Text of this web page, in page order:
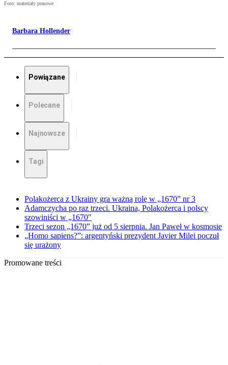
Foto: materiały prasowe
Barbara Hollender
Powiązane
Polecane
Najnowsze
Tagi
Polakożerca z Ukrainy gra ważną rolę w „1670” nr 3
Adamczycha po raz trzeci. Ukraina, Polakożerca i polscy
szowiniści w „1670"
Trzeci sezon „1670” już od 5 sierpnia. Jan Paweł w kosmosie
„Homo sapiens?”: argentyński prezydent Javier Milei poczuł
się urażony
Promowane treści